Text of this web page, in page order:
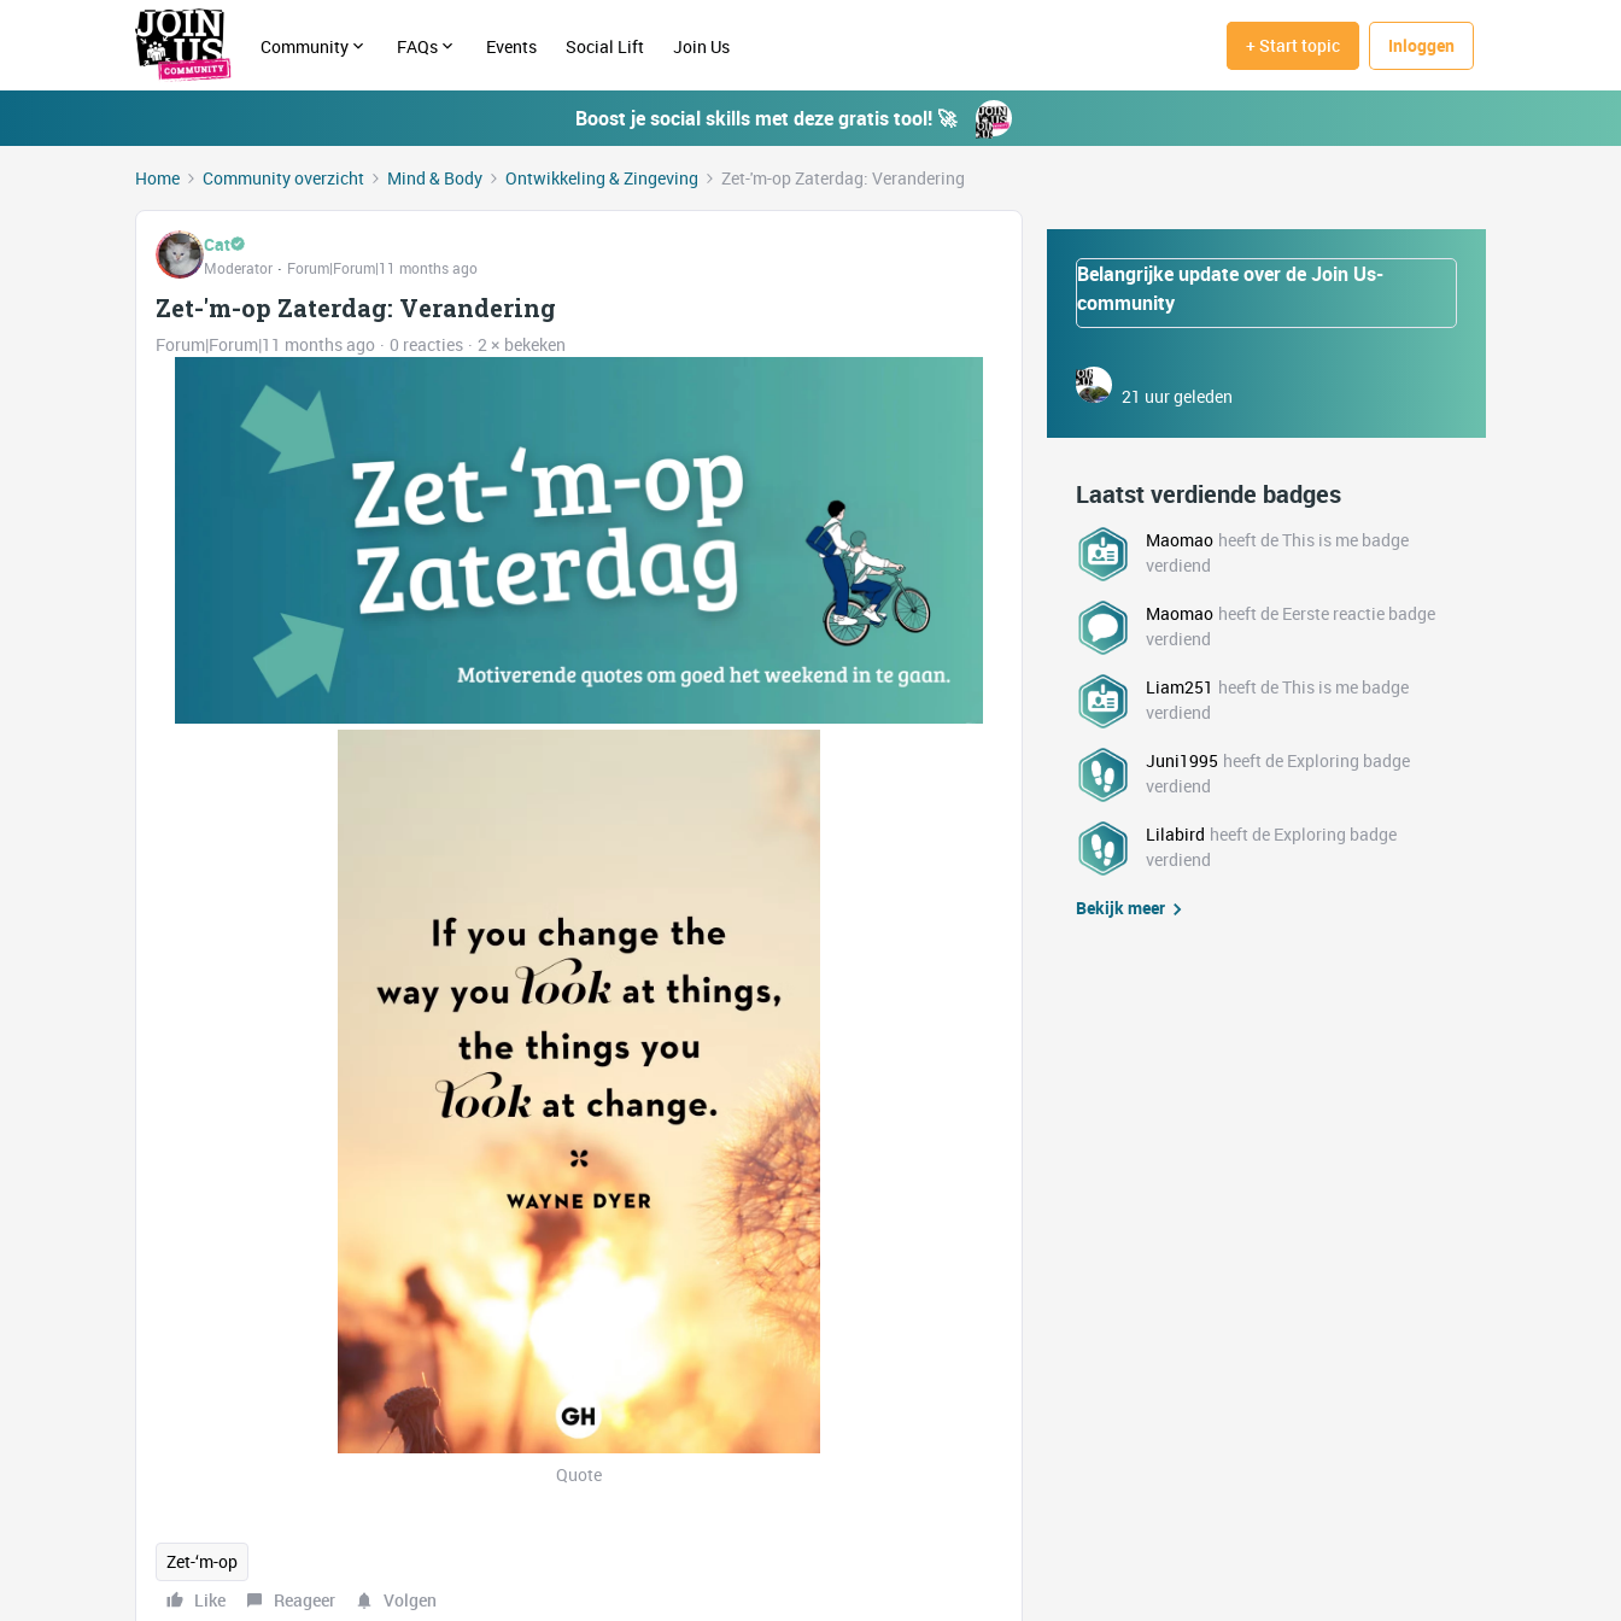
Community FAQs Events Social Lift Join Us + Start topic Inloggen
Boost je social skills met deze gratis tool! 🚀
Home Community overzicht Mind & Body Ontwikkeling & Zingeving Zet-'m-op Zaterdag: Verandering
Cat
Moderator Forum|Forum|11 months ago
Zet-'m-op Zaterdag: Verandering
Forum|Forum|11 months ago 0 reacties 2 × bekeken
Quote
Zet-‘m-op
Like
Reageer Volgen
Belangrijke update over de Join Us-
community
21 uur geleden
Laatst verdiende badges
Maomao heeft de This is me badge
verdiend
Maomao heeft de Eerste reactie badge
verdiend
Liam251 heeft de This is me badge
verdiend
Juni1995 heeft de Exploring badge
verdiend
Lilabird heeft de Exploring badge
verdiend
Bekijk meer